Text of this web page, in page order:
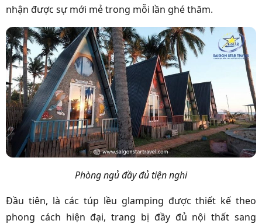
nhận được sự mới mẻ trong mỗi lần ghé thăm.
Phòng ngủ đầy đủ tiện nghi
Đầu tiên, là các túp lều glamping được thiết kế theo
phong cách hiện đại, trang bị đầy đủ nội thất sang